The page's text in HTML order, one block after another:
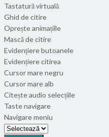
Tastatură virtuală
Ghid de citire
Oprește animațiile
Mască de citire
Evidențiere butoanele
Evidențiere citirea
Cursor mare negru
Cursor mare alb
Citește audio selecțiile
Taste navigare
Navigare meniu